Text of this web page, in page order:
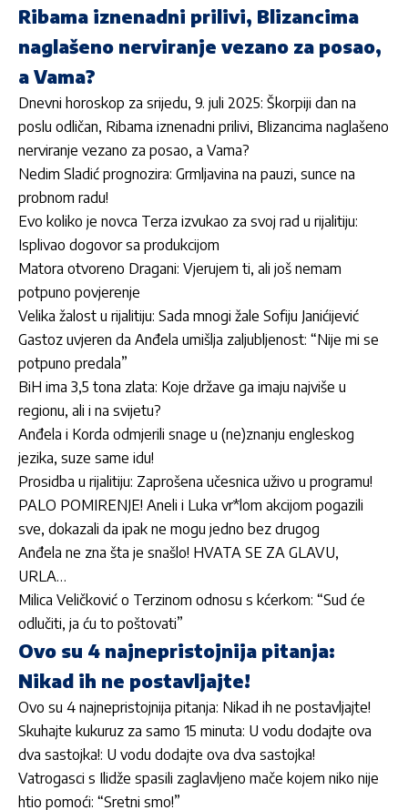
Ribama iznenadni prilivi, Blizancima
naglašeno nerviranje vezano za posao,
a Vama?
Dnevni horoskop za srijedu, 9. juli 2025: Škorpiji dan na
poslu odličan, Ribama iznenadni prilivi, Blizancima naglašeno
nerviranje vezano za posao, a Vama?
Nedim Sladić prognozira: Grmljavina na pauzi, sunce na
probnom radu!
Evo koliko je novca Terza izvukao za svoj rad u rijalitiju:
Isplivao dogovor sa produkcijom
Matora otvoreno Dragani: Vjerujem ti, ali još nemam
potpuno povjerenje
Velika žalost u rijalitiju: Sada mnogi žale Sofiju Janićijević
Gastoz uvjeren da Anđela umišlja zaljubljenost: “Nije mi se
potpuno predala”
BiH ima 3,5 tona zlata: Koje države ga imaju najviše u
regionu, ali i na svijetu?
Anđela i Korda odmjerili snage u (ne)znanju engleskog
jezika, suze same idu!
Prosidba u rijalitiju: Zaprošena učesnica uživo u programu!
PALO POMIRENJE! Aneli i Luka vr*lom akcijom pogazili
sve, dokazali da ipak ne mogu jedno bez drugog
Anđela ne zna šta je snašlo! HVATA SE ZA GLAVU,
URLA…
Milica Veličković o Terzinom odnosu s kćerkom: “Sud će
odlučiti, ja ću to poštovati”
Ovo su 4 najnepristojnija pitanja:
Nikad ih ne postavljajte!
Ovo su 4 najnepristojnija pitanja: Nikad ih ne postavljajte!
Skuhajte kukuruz za samo 15 minuta: U vodu dodajte ova
dva sastojka!: U vodu dodajte ova dva sastojka!
Vatrogasci s Ilidže spasili zaglavljeno mače kojem niko nije
htio pomoći: “Sretni smo!”